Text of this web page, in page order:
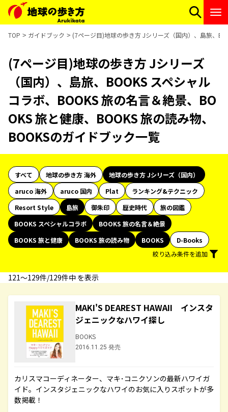
TOP ガイドブック (7ページ目)地球の歩き方 Jシリーズ（国内）、島旅、
(7ページ目)地球の歩き方 Jシリーズ
（国内）、島旅、BOOKS スペシャル
コラボ、BOOKS 旅の名言＆絶景、BO
OKS 旅と健康、BOOKS 旅の読み物、
BOOKSのガイドブック一覧
すべて 地球の歩き方 海外
地球の歩き方 Jシリーズ（国内）
aruco 海外
aruco 国内 Plat
ランキング&テクニック
Resort Style
島旅 御朱印 歴史時代
旅の図鑑
BOOKS スペシャルコラボ
BOOKS 旅の名言＆絶景
BOOKS 旅と健康
BOOKS 旅の読み物 BOOKS
D-Books
絞り込み条件を追加
121〜129件/129件中 を表示
MAKI'S DEAREST HAWAII インスタ
ジェニックなハワイ探し
BOOKS
2016.11.25 発売
カリスマコーディネーター、マキ･コニクソンの最新ハワイガ
イド。インスタジェニックなハワイのお気に入りスポットが多
数掲載！